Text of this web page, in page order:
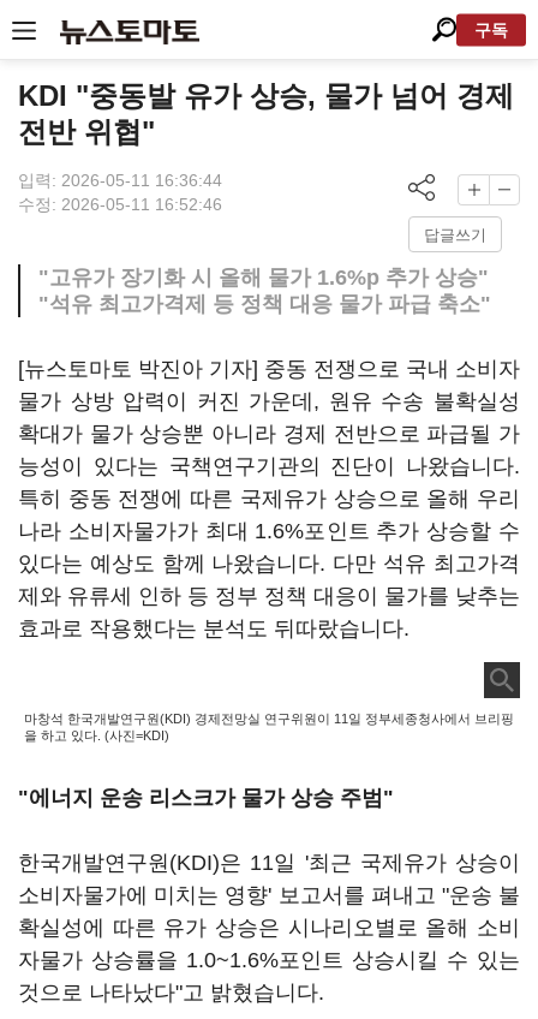
구독
KDI "중동발 유가 상승, 물가 넘어 경제
전반 위협"
입력: 2026-05-11 16:36:44
수정: 2026-05-11 16:52:46
답글쓰기
"고유가 장기화 시 올해 물가 1.6%p 추가 상승"
"석유 최고가격제 등 정책 대응 물가 파급 축소"
[뉴스토마토 박진아 기자] 중동 전쟁으로 국내 소비자
물가 상방 압력이 커진 가운데, 원유 수송 불확실성
확대가 물가 상승뿐 아니라 경제 전반으로 파급될 가
능성이 있다는 국책연구기관의 진단이 나왔습니다.
특히 중동 전쟁에 따른 국제유가 상승으로 올해 우리
나라 소비자물가가 최대 1.6%포인트 추가 상승할 수
있다는 예상도 함께 나왔습니다. 다만 석유 최고가격
제와 유류세 인하 등 정부 정책 대응이 물가를 낮추는
효과로 작용했다는 분석도 뒤따랐습니다.
마창석 한국개발연구원(KDI) 경제전망실 연구위원이 11일 정부세종청사에서 브리핑
을 하고 있다. (사진=KDI)
"에너지 운송 리스크가 물가 상승 주범"
한국개발연구원(KDI)은 11일 '최근 국제유가 상승이
소비자물가에 미치는 영향' 보고서를 펴내고 "운송 불
확실성에 따른 유가 상승은 시나리오별로 올해 소비
자물가 상승률을 1.0~1.6%포인트 상승시킬 수 있는
것으로 나타났다"고 밝혔습니다.